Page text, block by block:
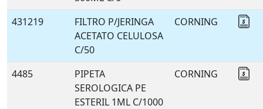
431219
FILTRO P/JERINGA
ACETATO CELULOSA
C/50
CORNING
4485
PIPETA
SEROLOGICA PE
ESTERIL 1ML C/1000
CORNING